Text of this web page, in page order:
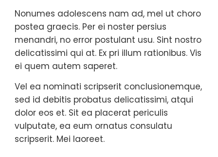
Nonumes adolescens nam ad, mel ut choro
postea graecis. Per ei noster persius
menandri, no error postulant usu. Sint nostro
delicatissimi qui at. Ex pri illum rationibus. Vis
ei quem autem saperet.
Vel ea nominati scripserit conclusionemque,
sed id debitis probatus delicatissimi, atqui
dolor eos et. Sit ea placerat periculis
vulputate, ea eum ornatus consulatu
scripserit. Mei laoreet.